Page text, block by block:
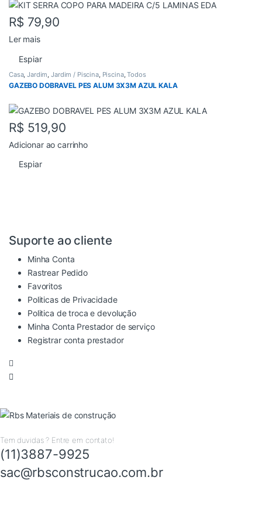
R$ 79,90
Ler mais
Espiar
Casa,Jardim,Jardim / Piscina, Piscina,Todos
GAZEBO DOBRAVEL PES ALUM 3X3M AZUL KALA
R$ 519,90
Adicionar ao carrinho
Espiar
Suporte ao cliente
Minha Conta
Rastrear Pedido
Favoritos
Politicas de Privacidade
Politica de troca e devolução
Minha Conta Prestador de serviço
Registrar conta prestador
Tem duvidas ? Entre em contato!
(11)3887-9925
sac@rbsconstrucao.com.br